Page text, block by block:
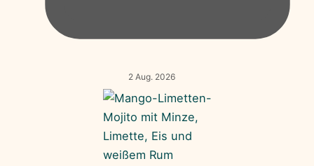
2 Aug. 2026